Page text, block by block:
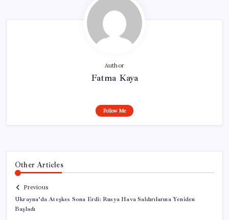
Author
Fatma Kaya
Follow Me
Other Articles
Previous
Ukrayna’da Ateşkes Sona Erdi: Rusya Hava Saldırılarına Yeniden
Başladı